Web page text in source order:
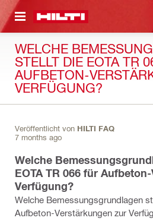
WELCHE
STELLT DIE EOTA TR
AUFBETON-
VERFÜGUNG?
Veröffentlicht von HILTI FAQ
7 months ago
Welche
EOTA TR 066 für
Verfügung?
Welche Bemessungsgrundlagen
Aufbeton-Verstärkungen zur